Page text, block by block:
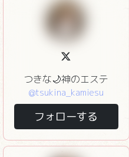
つきな🌙神のエステ
@tsukina_kamiesu
フォローする